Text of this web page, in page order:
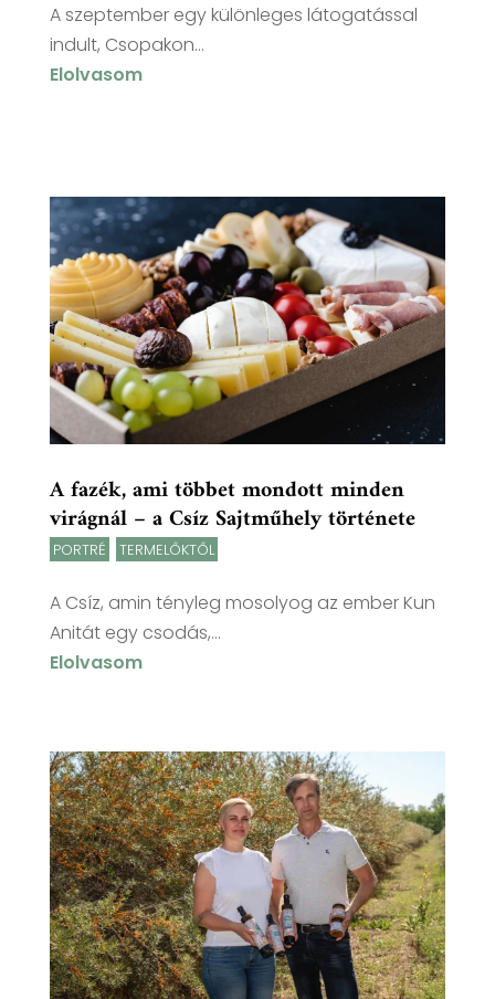
A szeptember egy különleges látogatással
indult, Csopakon...
Elolvasom
A fazék, ami többet mondott minden
virágnál – a Csíz Sajtműhely története
PORTRÉ TERMELŐKTŐL
A Csíz, amin tényleg mosolyog az ember Kun
Anitát egy csodás,...
Elolvasom